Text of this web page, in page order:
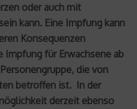
oder auch mit
kann. Eine Impfung kann
Konsequenzen
Impfung für Erwachsene ab
die von
betroffen ist. In der
derzeit ebenso